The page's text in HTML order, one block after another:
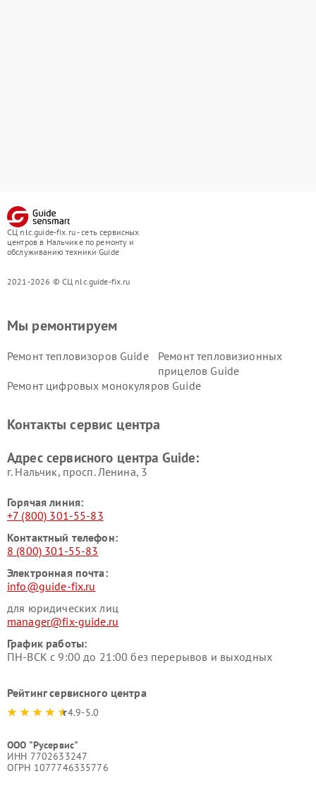
СЦ nlc.guide-fix.ru - сеть сервисных
центров в Нальчике по ремонту и
обслуживанию техники Guide
2021-2026 © СЦ nlc.guide-fix.ru
Мы ремонтируем
Ремонт тепловизоров Guide
Ремонт тепловизионных
прицелов Guide
Ремонт цифровых монокуляров Guide
Контакты сервис центра
Адрес сервисного центра Guide:
г. Нальчик, просп. Ленина, 3
Горячая линия:
+7 (800) 301-55-83
Контактный телефон:
8 (800) 301-55-83
Электронная почта:
info@guide-fix.ru
для юридических лиц
manager@fix-guide.ru
График работы:
ПН-ВСК с 9:00 до 21:00 без перерывов и выходных
Рейтинг сервисного центра
4.9-5.0
ООО "Русервис"
ИНН 7702633247
ОГРН 1077746335776